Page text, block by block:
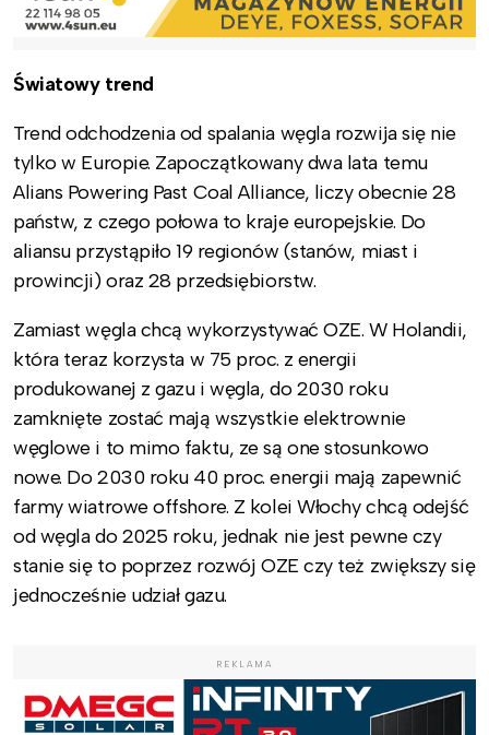
Światowy trend
Trend odchodzenia od spalania węgla rozwija się nie
tylko w Europie. Zapoczątkowany dwa lata temu
Alians Powering Past Coal Alliance, liczy obecnie 28
państw, z czego połowa to kraje europejskie. Do
aliansu przystąpiło 19 regionów (stanów, miast i
prowincji) oraz 28 przedsiębiorstw.
Zamiast węgla chcą wykorzystywać OZE. W Holandii,
która teraz korzysta w 75 proc. z energii
produkowanej z gazu i węgla, do 2030 roku
zamknięte zostać mają wszystkie elektrownie
węglowe i to mimo faktu, ze są one stosunkowo
nowe. Do 2030 roku 40 proc. energii mają zapewnić
farmy wiatrowe offshore. Z kolei Włochy chcą odejść
od węgla do 2025 roku, jednak nie jest pewne czy
stanie się to poprzez rozwój OZE czy też zwiększy się
jednocześnie udział gazu.
REKLAMA